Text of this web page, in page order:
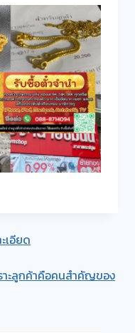
เอียด
าะลูกค้าคือคนสำคัญของ